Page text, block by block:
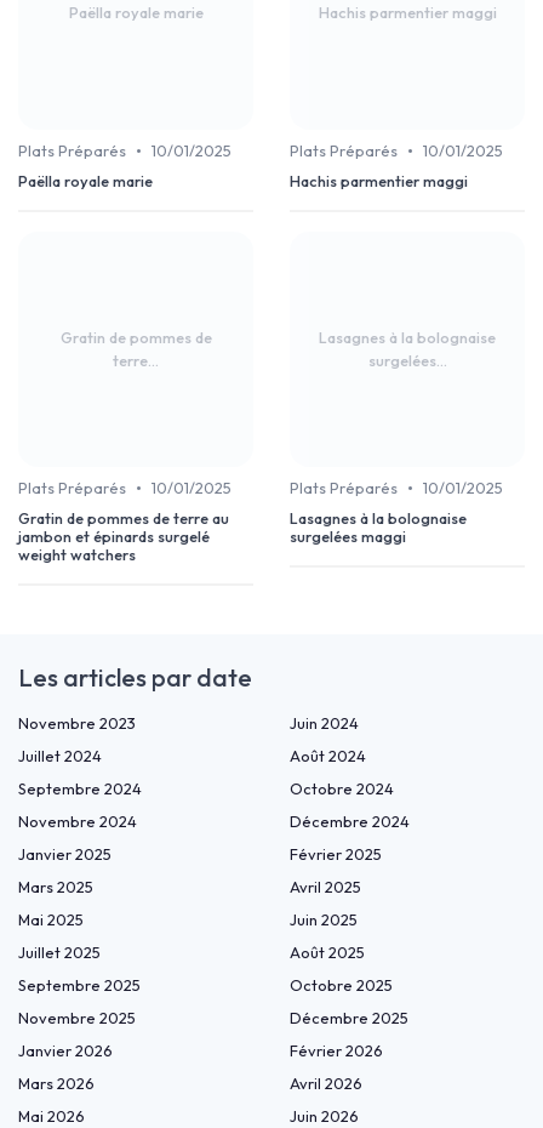
Paëlla royale marie
Plats Préparés • 10/01/2025
Paëlla royale marie
Hachis parmentier maggi
Plats Préparés • 10/01/2025
Hachis parmentier maggi
Gratin de pommes de
terre...
Plats Préparés • 10/01/2025
Gratin de pommes de terre au
jambon et épinards surgelé
weight watchers
Lasagnes à la bolognaise
surgelées...
Plats Préparés • 10/01/2025
Lasagnes à la bolognaise
surgelées maggi
Les articles par date
Novembre 2023
Juin 2024
Juillet 2024
Août 2024
Septembre 2024
Octobre 2024
Novembre 2024
Décembre 2024
Janvier 2025
Février 2025
Mars 2025
Avril 2025
Mai 2025
Juin 2025
Juillet 2025
Août 2025
Septembre 2025
Octobre 2025
Novembre 2025
Décembre 2025
Janvier 2026
Février 2026
Mars 2026
Avril 2026
Mai 2026
Juin 2026